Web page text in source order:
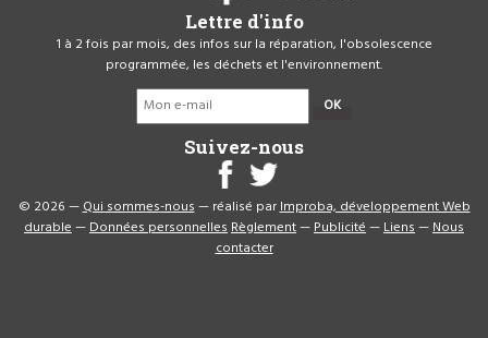
Lettre d'info
1 à 2 fois par mois, des infos sur la réparation, l'obsolescence
programmée, les déchets et l'environnement.
OK
Suivez-nous
© 2026 —Qui sommes-nous— réalisé parImproba, développement Web
durable—Données personnellesRèglement—Publicité—Liens—Nous
contacter